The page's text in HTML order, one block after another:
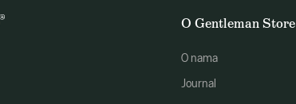
O Gentleman Store
O nama
Journal